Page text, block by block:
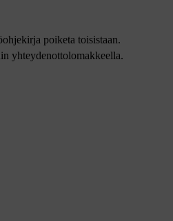
poiketa toisistaan.
yhteydenottolomakkeella.